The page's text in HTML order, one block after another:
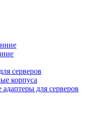
серверов
корпуса
для серверов